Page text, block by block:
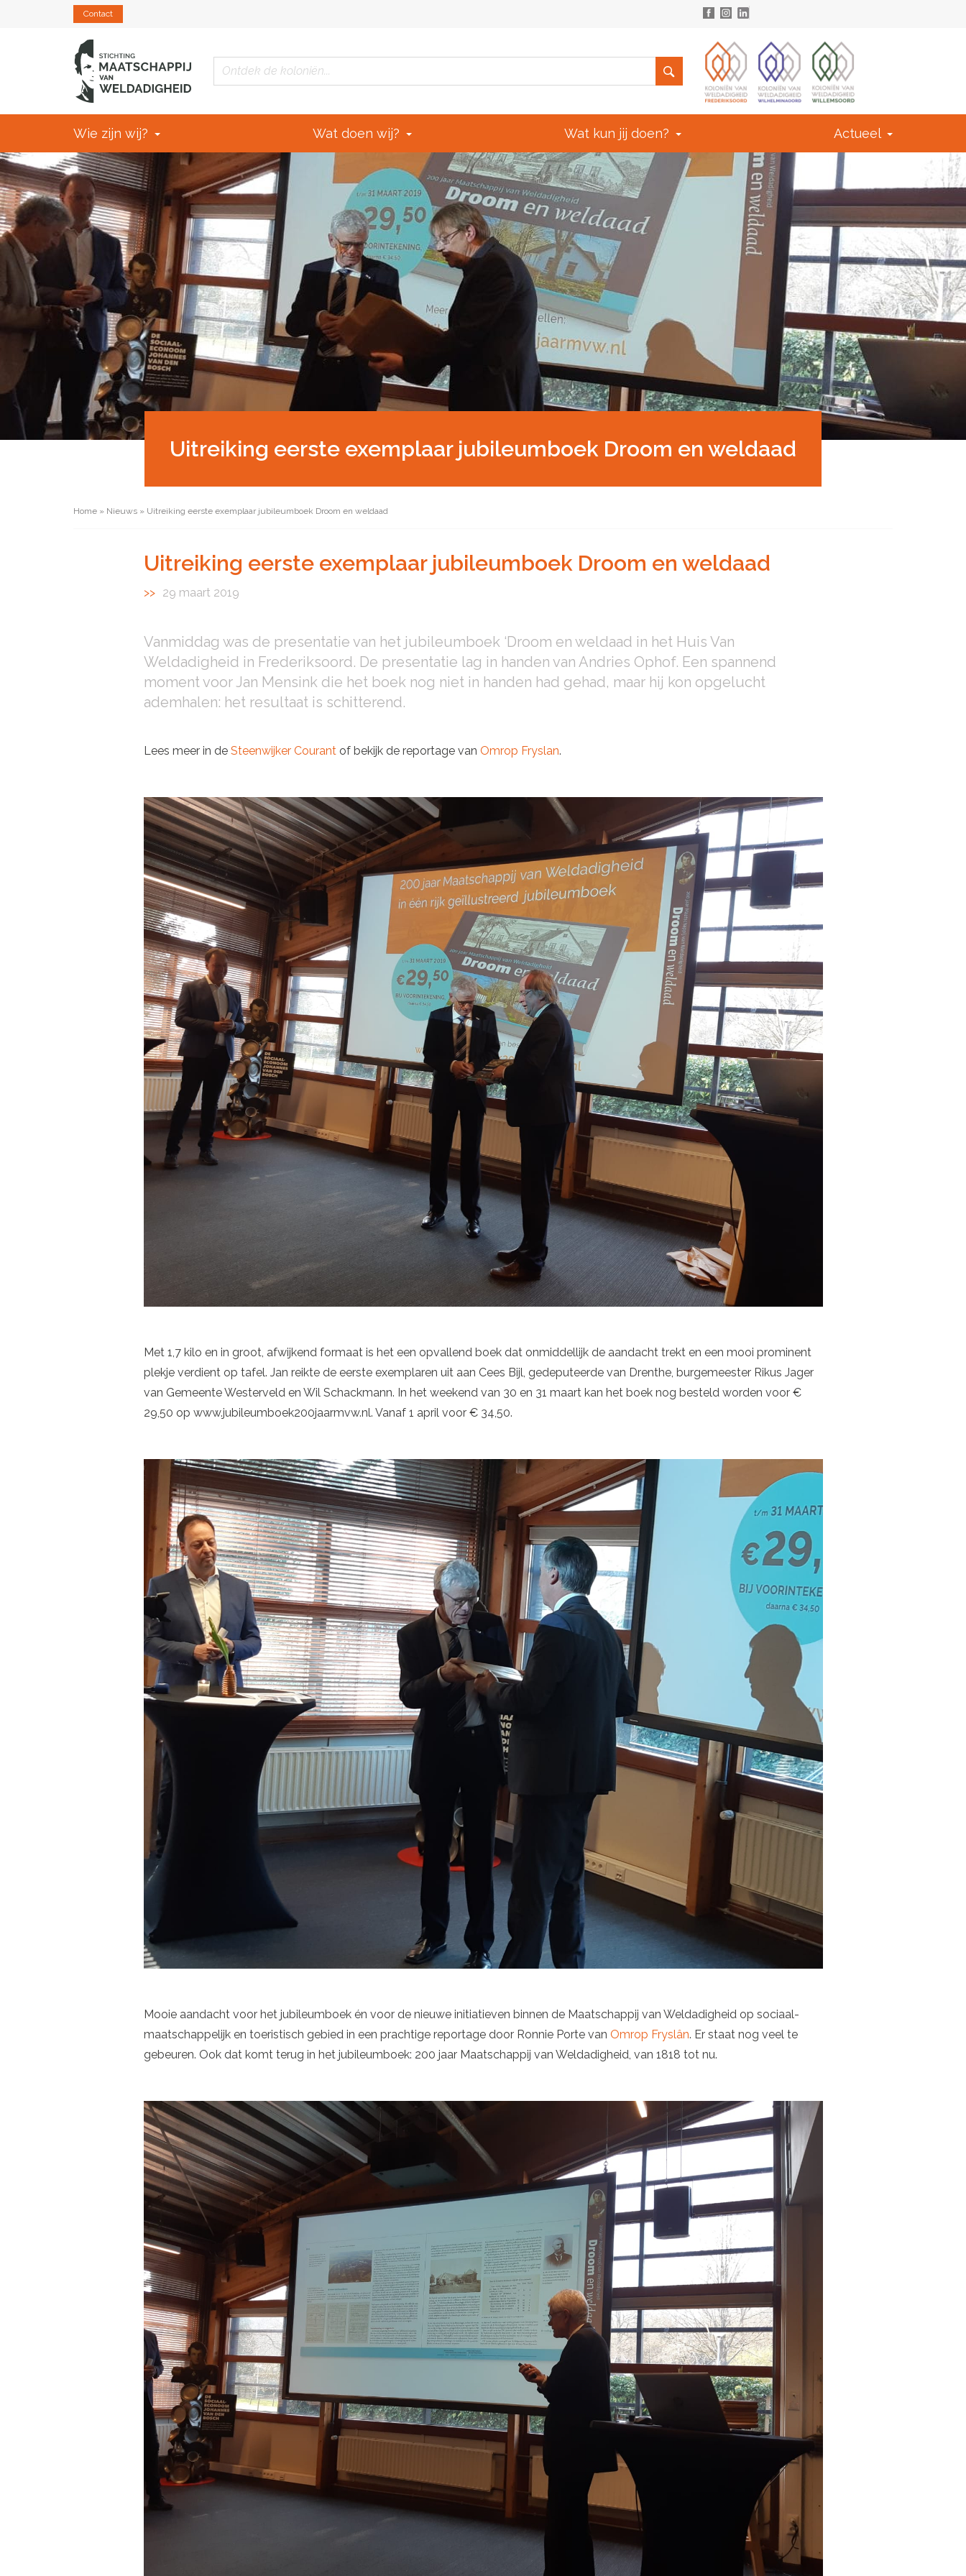
Contact
Wie zijn wij? Wat doen wij? Wat kun jij doen? Actueel
Uitreiking eerste exemplaar jubileumboek Droom en weldaad
Home » Nieuws » Uitreiking eerste exemplaar jubileumboek Droom en weldaad
Uitreiking eerste exemplaar jubileumboek Droom en weldaad
29 maart 2019
Vanmiddag was de presentatie van het jubileumboek ‘Droom en weldaad in het Huis Van
Weldadigheid in Frederiksoord. De presentatie lag in handen van Andries Ophof. Een spannend
moment voor Jan Mensink die het boek nog niet in handen had gehad, maar hij kon opgelucht
ademhalen: het resultaat is schitterend.
Lees meer in de Steenwijker Courantof bekijk de reportage van Omrop Fryslan.
Met 1,7 kilo en in groot, afwijkend formaat is het een opvallend boek dat onmiddellijk de aandacht trekt en een mooi prominent
plekje verdient op tafel. Jan reikte de eerste exemplaren uit aan Cees Bijl, gedeputeerde van Drenthe, burgemeester Rikus Jager
van Gemeente Westerveld en Wil Schackmann. In het weekend van 30 en 31 maart kan het boek nog besteld worden voor €
29,50 op www.jubileumboek200jaarmvw.nl. Vanaf 1 april voor € 34,50.
Mooie aandacht voor het jubileumboek én voor de nieuwe initiatieven binnen de Maatschappij van Weldadigheid op sociaal-
maatschappelijk en toeristisch gebied in een prachtige reportage door Ronnie Porte van Omrop Fryslân. Er staat nog veel te
gebeuren. Ook dat komt terug in het jubileumboek: 200 jaar Maatschappij van Weldadigheid, van 1818 tot nu.